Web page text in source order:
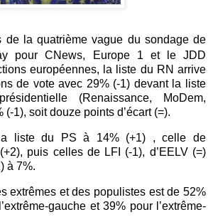
de la quatrième vague du sondage de
pour CNews, Europe 1 et le JDD
européennes, la liste du RN arrive
de vote avec 29% (-1) devant la liste
(Renaissance, MoDem,
(-1), soit douze points d’écart (=).
liste du PS à 14% (+1) , celle de
puis celles de LFI (-1), d’EELV (=)
à 7%.
extrêmes et des populistes est de 52%
gauche et 39% pour l’extrême-